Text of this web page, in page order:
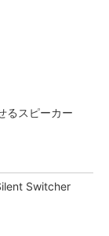
るスピーカー
Switcher